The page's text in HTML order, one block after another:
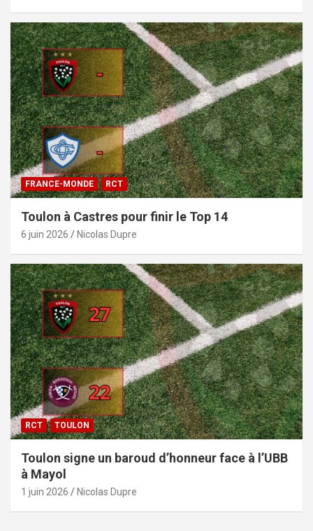
FRANCE-MONDE RCT
Toulon à Castres pour finir le Top 14
6 juin 2026 Nicolas Dupre
RCT TOULON
Toulon signe un baroud d’honneur face à l’UBB
à Mayol
1 juin 2026 Nicolas Dupre